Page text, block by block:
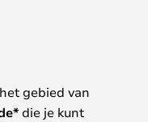
gebied van
die je kunt